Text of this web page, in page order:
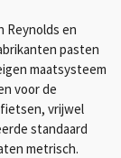
Reynolds en
pasten
maatsysteem
voor de
vrijwel
standaard
metrisch.